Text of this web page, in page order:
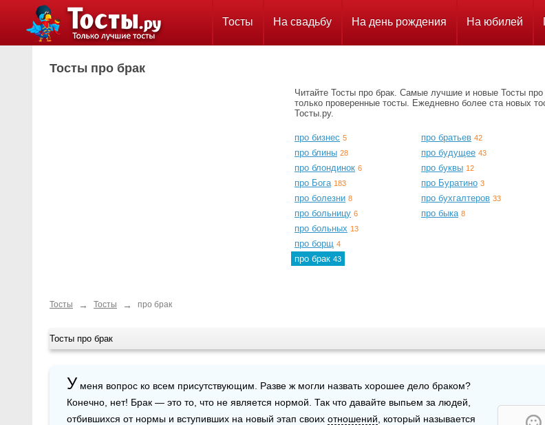
Тосты На свадьбу На день рождения На юбилей
Тосты про брак
Читайте Тосты про брак. Самые лучшие и новые Тосты про
только проверенные тосты. Ежедневно более ста новых
Тосты.ру.
про бизнес 5
про блины 28
про блондинок 6
про Бога 183
про болезни 8
про больницу 6
про больных 13
про борщ 4
про брак 43
про братьев 42
про будущее 43
про буквы 12
про Буратино 3
про бухгалтеров 33
про быка 8
Тосты → Тосты → про брак
Тосты про брак
У меня вопрос ко всем присутствующим. Разве ж могли назвать хорошее дело браком?
Конечно, нет! Брак — это то, что не является нормой. Так что давайте выпьем за людей,
отбившихся от нормы и вступивших на новый этап своих отношений , который называется